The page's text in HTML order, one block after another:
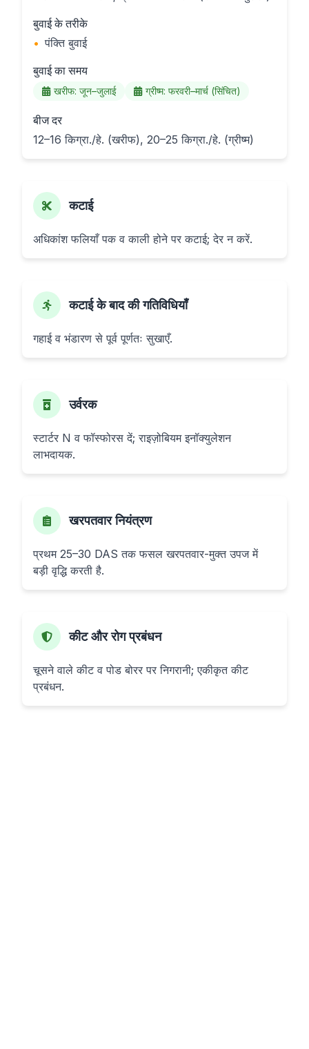
बुवाई के तरीके
• पंक्ति बुवाई
बुवाई का समय
खरीफ: जून–जुलाई ग्रीष्म: फरवरी–मार्च (सिंचित)
बीज दर
12–16 किग्रा./हे. (खरीफ), 20–25 किग्रा./हे. (ग्रीष्म)
कटाई
अधिकांश फलियाँ पक व काली होने पर कटाई; देर न करें.
कटाई के बाद की गतिविधियाँ
गहाई व भंडारण से पूर्व पूर्णतः सुखाएँ.
उर्वरक
स्टार्टर N व फॉस्फोरस दें; राइज़ोबियम इनॉक्युलेशन
लाभदायक.
खरपतवार नियंत्रण
प्रथम 25–30 DAS तक फसल खरपतवार-मुक्त उपज में
बड़ी वृद्धि करती है.
कीट और रोग प्रबंधन
चूसने वाले कीट व पोड बोरर पर निगरानी; एकीकृत कीट
प्रबंधन.